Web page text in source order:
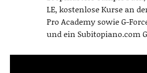
LE, kostenlose Kurse an
Pro Academy sowie G-
und ein Subitopiano.com